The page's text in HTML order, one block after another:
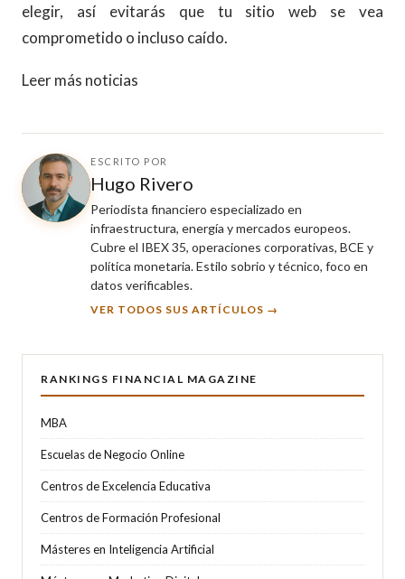
elegir, así evitarás que tu sitio web se vea
comprometido o incluso caído.
Leer más noticias
ESCRITO POR
Hugo Rivero
Periodista financiero especializado en
infraestructura, energía y mercados europeos.
Cubre el IBEX 35, operaciones corporativas, BCE y
política monetaria. Estilo sobrio y técnico, foco en
datos verificables.
VER TODOS SUS ARTÍCULOS →
RANKINGS FINANCIAL MAGAZINE
MBA
Escuelas de Negocio Online
Centros de Excelencia Educativa
Centros de Formación Profesional
Másteres en Inteligencia Artificial